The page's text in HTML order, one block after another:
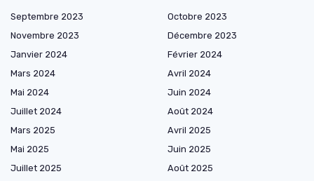
Septembre 2023
Octobre 2023
Novembre 2023
Décembre 2023
Janvier 2024
Février 2024
Mars 2024
Avril 2024
Mai 2024
Juin 2024
Juillet 2024
Août 2024
Mars 2025
Avril 2025
Mai 2025
Juin 2025
Juillet 2025
Août 2025